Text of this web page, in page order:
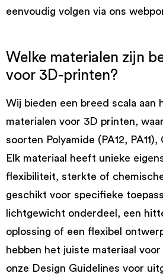
eenvoudig volgen via ons
Welke materialen zijn
voor 3D-printen?
Wij bieden een breed scala aan
materialen voor 3D printen,
soorten Polyamide (PA12,
Elk materiaal heeft unieke
flexibiliteit, sterkte of
geschikt voor specifieke
lichtgewicht onderdeel, een
oplossing of een flexibel
hebben het juiste materiaal
onze Design Guidelines voor